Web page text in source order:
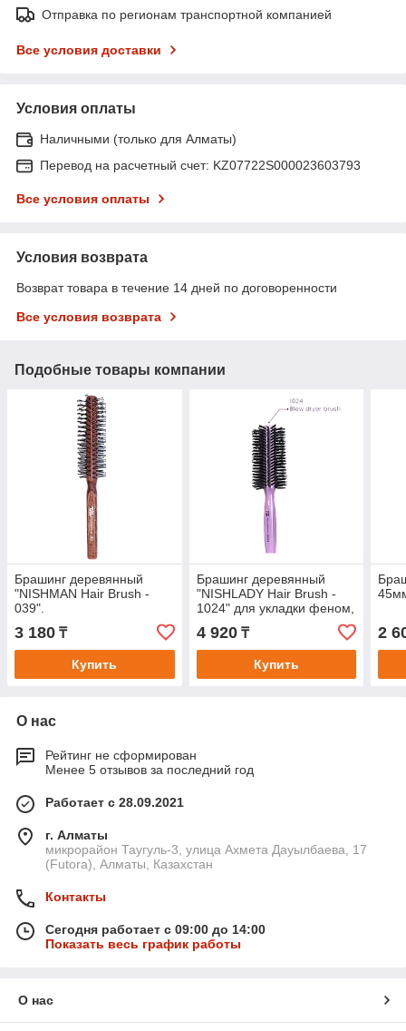
Отправка по регионам транспортной компанией
Все условия доставки
Условия оплаты
Наличными (только для Алматы)
Перевод на расчетный счет: KZ07722S000023603793
Все условия оплаты
Условия возврата
Возврат товара в течение 14 дней по договоренности
Все условия возврата
Подобные товары компании
Брашинг деревянный
"NISHMAN Hair Brush -
039".
3 180 ₸
Купить
Брашинг деревянный
"NISHLADY Hair Brush -
1024" для укладки феном,
4 920₸
Купить
2
О нас
Рейтинг не сформирован
Менее 5 отзывов за последний год
Работает с 28.09.2021
г. Алматы
микрорайон Таугуль-3, улица Ахмета Дауылбаева, 17
(Futora), Алматы, Казахстан
Контакты
Сегодня работает с 09:00 до 14:00
Показать весь график работы
О нас